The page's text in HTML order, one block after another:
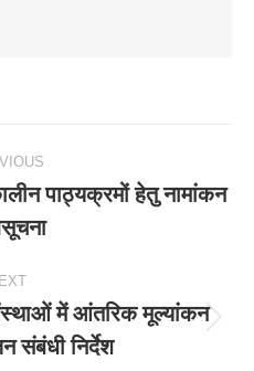
Previous
post:
पाठ्यक्रमों हेतु नामांकन
Next
post:
में आंतरिक मूल्‍यांकन
संबंधी निर्देश